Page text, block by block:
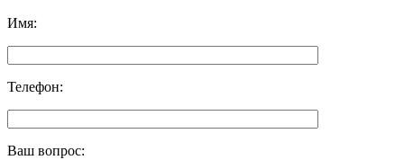
Имя:
Телефон:
Ваш вопрос: